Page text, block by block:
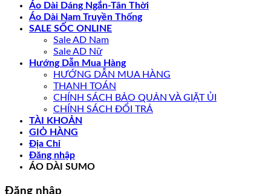
Áo Dài Dáng Ngắn-Tân Thời
Áo Dài Nam Truyền Thống
SALE SỐC ONLINE
Sale AD Nam
Sale AD Nữ
Hướng Dẫn Mua Hàng
HƯỚNG DẪN MUA HÀNG
THANH TOÁN
CHÍNH SÁCH BẢO QUẢN VÀ GIẶT ỦI
CHÍNH SÁCH ĐỔI TRẢ
TÀI KHOẢN
GIỎ HÀNG
Địa Chỉ
Đăng nhập
ÁO DÀI SUMO
Đăng nhập